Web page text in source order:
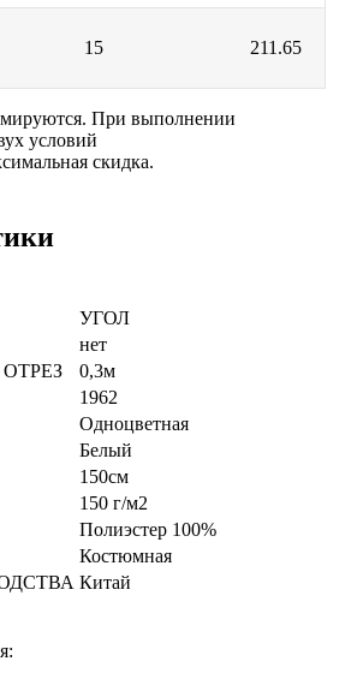
15 211.65
При выполнении
условий
скидка.
УГОЛ
нет
0,3м
1962
Одноцветная
Белый
150см
150 г/м2
Полиэстер 100%
Костюмная
Китай